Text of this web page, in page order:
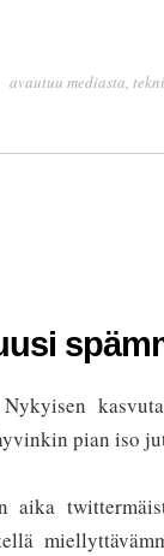
avautuu mediasta,
pian iso
aika